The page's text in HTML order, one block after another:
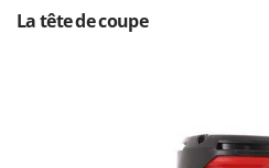
Famag
La tête de coupe